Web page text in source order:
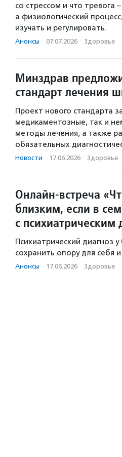
со стрессом и что тревога
а физиологический
изучать и регулировать.
Анонсы · 07.07.2026 · Здоровье
Минздрав
стандарт лечения
Проект нового стандарта
медикаментозные, так и
методы лечения, а также
обязательных
Новости · 17.06.2026 · Здоровье
Онлайн-встреча
близким, если в
с психиатрическим
Психиатрический диагноз
сохранить опору для себя
Анонсы · 17.06.2026 · Здоровье